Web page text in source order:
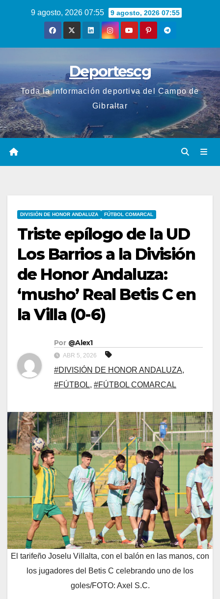
9 agosto, 2026 07:55 9 agosto, 2026 07:55
Deportescg
Toda la información deportiva del Campo de
Gibraltar
DIVISIÓN DE HONOR ANDALUZA FÚTBOL COMARCAL
Triste epílogo de la UD
Los Barrios a la División
de Honor Andaluza:
‘musho’ Real Betis C en
la Villa (0-6)
Por @Alex1
ABR 5, 2026
#DIVISIÓN DE HONOR ANDALUZA,
#FÚTBOL, #FÚTBOL COMARCAL
El tarifeño Joselu Villalta, con el balón en las manos, con
los jugadores del Betis C celebrando uno de los
goles/FOTO: Axel S.C.